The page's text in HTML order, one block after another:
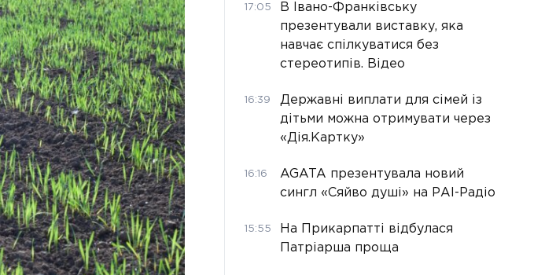
17:05
В Івано-Франківську
презентували виставку, яка
навчає спілкуватися без
стереотипів. Відео
16:39
Державні виплати для сімей із
дітьми можна отримувати через
«Дія.Картку»
16:16
AGATA презентувала новий
сингл «Сяйво душі» на РАІ-Радіо
15:55
На Прикарпатті відбулася
Патріарша проща